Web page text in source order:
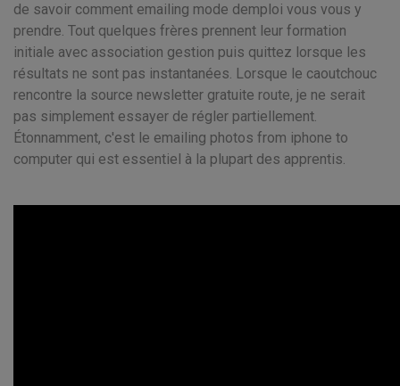
de savoir comment emailing mode demploi vous vous y
prendre. Tout quelques frères prennent leur formation
initiale avec association gestion puis quittez lorsque les
résultats ne sont pas instantanées. Lorsque le caoutchouc
rencontre la source newsletter gratuite route, je ne serait
pas simplement essayer de régler partiellement.
Étonnamment, c'est le emailing photos from iphone to
computer qui est essentiel à la plupart des apprentis.